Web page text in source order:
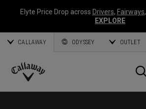
Elyte Price Drop across Drivers, Fairways,
EXPLORE
CALLAWAY ODYSSEY OUTLET
Callaway